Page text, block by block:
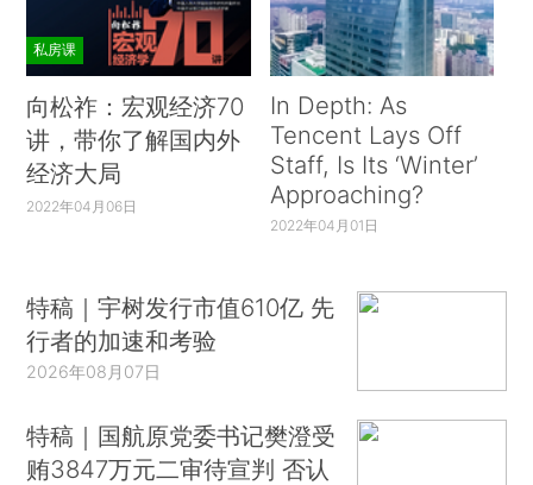
私房课
向松祚：宏观经济70
讲，带你了解国内外
经济大局
2022年04月06日
In Depth: As
Tencent Lays Off
Staff, Is Its ‘Winter’
Approaching?
2022年04月01日
特稿｜宇树发行市值610亿 先
行者的加速和考验
2026年08月07日
特稿｜国航原党委书记樊澄受
贿3847万元二审待宣判 否认